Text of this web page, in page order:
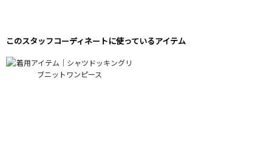
このスタッフコーディネートに使っているアイテム